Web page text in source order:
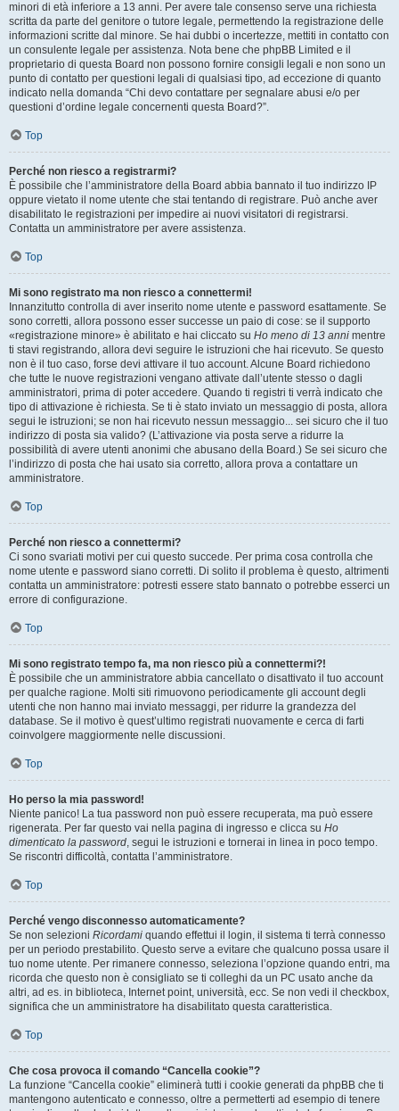
minori di età inferiore a 13 anni. Per avere tale consenso serve una richiesta
scritta da parte del genitore o tutore legale, permettendo la registrazione delle
informazioni scritte dal minore. Se hai dubbi o incertezze, mettiti in contatto con
un consulente legale per assistenza. Nota bene che phpBB Limited e il
proprietario di questa Board non possono fornire consigli legali e non sono un
punto di contatto per questioni legali di qualsiasi tipo, ad eccezione di quanto
indicato nella domanda “Chi devo contattare per segnalare abusi e/o per
questioni d’ordine legale concernenti questa Board?”.
Top
Perché non riesco a registrarmi?
È possibile che l’amministratore della Board abbia bannato il tuo indirizzo IP
oppure vietato il nome utente che stai tentando di registrare. Può anche aver
disabilitato le registrazioni per impedire ai nuovi visitatori di registrarsi.
Contatta un amministratore per avere assistenza.
Top
Mi sono registrato ma non riesco a connettermi!
Innanzitutto controlla di aver inserito nome utente e password esattamente. Se
sono corretti, allora possono esser successe un paio di cose: se il supporto
«registrazione minore» è abilitato e hai cliccato su Ho meno di 13 anni mentre
ti stavi registrando, allora devi seguire le istruzioni che hai ricevuto. Se questo
non è il tuo caso, forse devi attivare il tuo account. Alcune Board richiedono
che tutte le nuove registrazioni vengano attivate dall’utente stesso o dagli
amministratori, prima di poter accedere. Quando ti registri ti verrà indicato che
tipo di attivazione è richiesta. Se ti è stato inviato un messaggio di posta, allora
segui le istruzioni; se non hai ricevuto nessun messaggio... sei sicuro che il tuo
indirizzo di posta sia valido? (L’attivazione via posta serve a ridurre la
possibilità di avere utenti anonimi che abusano della Board.) Se sei sicuro che
l’indirizzo di posta che hai usato sia corretto, allora prova a contattare un
amministratore.
Top
Perché non riesco a connettermi?
Ci sono svariati motivi per cui questo succede. Per prima cosa controlla che
nome utente e password siano corretti. Di solito il problema è questo, altrimenti
contatta un amministratore: potresti essere stato bannato o potrebbe esserci un
errore di configurazione.
Top
Mi sono registrato tempo fa, ma non riesco più a connettermi?!
È possibile che un amministratore abbia cancellato o disattivato il tuo account
per qualche ragione. Molti siti rimuovono periodicamente gli account degli
utenti che non hanno mai inviato messaggi, per ridurre la grandezza del
database. Se il motivo è quest’ultimo registrati nuovamente e cerca di farti
coinvolgere maggiormente nelle discussioni.
Top
Ho perso la mia password!
Niente panico! La tua password non può essere recuperata, ma può essere
rigenerata. Per far questo vai nella pagina di ingresso e clicca su Ho
dimenticato la password, segui le istruzioni e tornerai in linea in poco tempo.
Se riscontri difficoltà, contatta l’amministratore.
Top
Perché vengo disconnesso automaticamente?
Se non selezioni Ricordami quando effettui il login, il sistema ti terrà connesso
per un periodo prestabilito. Questo serve a evitare che qualcuno possa usare il
tuo nome utente. Per rimanere connesso, seleziona l’opzione quando entri, ma
ricorda che questo non è consigliato se ti colleghi da un PC usato anche da
altri, ad es. in biblioteca, Internet point, università, ecc. Se non vedi il checkbox,
significa che un amministratore ha disabilitato questa caratteristica.
Top
Che cosa provoca il comando “Cancella cookie”?
La funzione “Cancella cookie” eliminerà tutti i cookie generati da phpBB che ti
mantengono autenticato e connesso, oltre a permetterti ad esempio di tenere